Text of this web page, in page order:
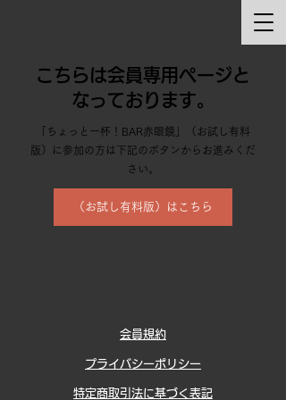
こちらは会員専用ページと
なっております。
「ちょっと一杯！BAR赤眼鏡」（お試し有料
版）に参加の方は下記のボタンからお進みくだ
さい。
（お試し有料版）はこちら
会員規約
プライバシーポリシー
特定商取引法に基づく表記